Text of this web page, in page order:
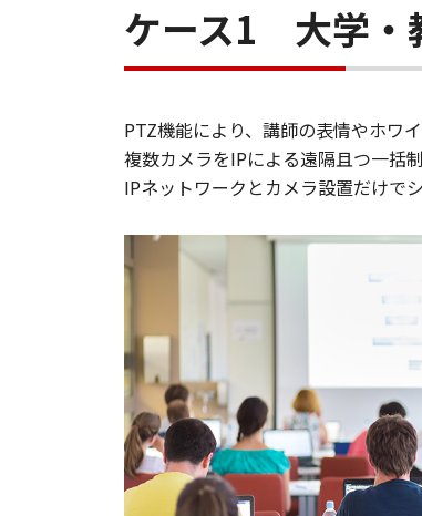
ケース1 大学・
PTZ機能により、講師の表情やホワ
複数カメラをIPによる遠隔且つ一括
IPネットワークとカメラ設置だけで